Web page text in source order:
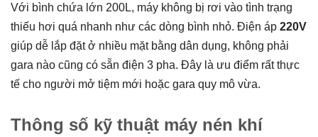
Với bình chứa lớn 200L, máy không bị rơi vào tình trạng
thiếu hơi quá nhanh như các dòng bình nhỏ. Điện áp 220V
giúp dễ lắp đặt ở nhiều mặt bằng dân dụng, không phải
gara nào cũng có sẵn điện 3 pha. Đây là ưu điểm rất thực
tế cho người mở tiệm mới hoặc gara quy mô vừa.
Thông số kỹ thuật máy nén khí